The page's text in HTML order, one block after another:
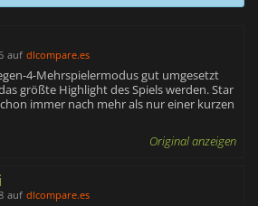
auf dlcompare.es
4-Mehrspielermodus gut umgesetzt
größte Highlight des Spiels werden. Star
immer nach mehr als nur einer kurzen
Original anzeigen
auf dlcompare.es